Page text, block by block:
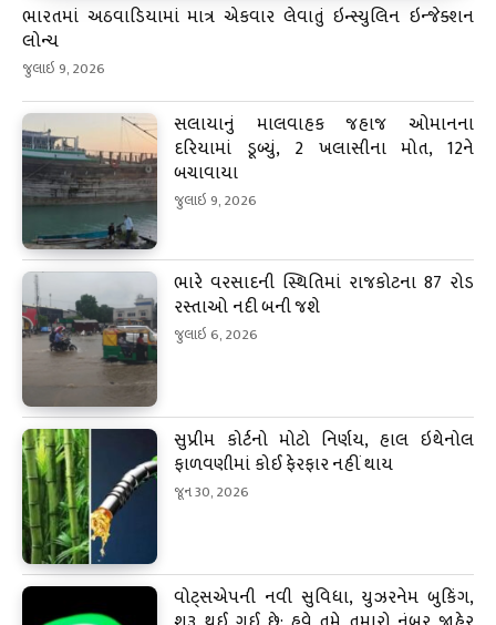
ભારતમાં અઠવાડિયામાં માત્ર એકવાર લેવાતું ઇન્સ્યુલિન ઇન્જેક્શન
લોન્ચ
જુલાઇ 9, 2026
સલાયાનું માલવાહક જહાજ ઓમાનના
દરિયામાં ડૂબ્યું, 2 ખલાસીના મોત, 12ને
બચાવાયા
જુલાઇ 9, 2026
ભારે વરસાદની સ્થિતિમાં રાજકોટના 87 રોડ
રસ્તાઓ નદી બની જશે
જુલાઇ 6, 2026
સુપ્રીમ કોર્ટનો મોટો નિર્ણય, હાલ ઇથેનોલ
ફાળવણીમાં કોઈ ફેરફાર નહીં થાય
જૂન 30, 2026
વોટ્સએપની નવી સુવિધા, યુઝરનેમ બુકિંગ,